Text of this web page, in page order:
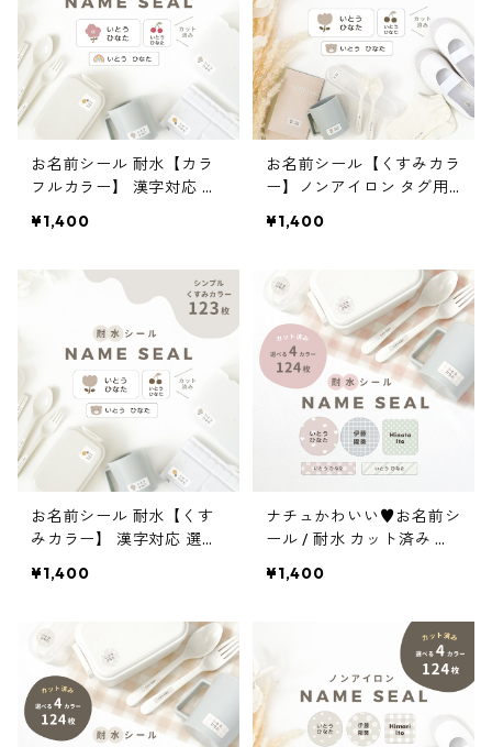
お名前シール 耐水【カラ
フルカラー】 漢字対応 選
A5×2枚 兄弟姉妹OK ベー
¥1,400
お名前シール【くすみカラ
ー】ノンアイロン タグ用
ット済み 兄弟姉妹OK ベー
¥1,400
お名前シール 耐水【くす
みカラー】 漢字対応 選べ
×2枚 兄弟姉妹OK ベージ
¥1,400
ナチュかわいい♥お名前シ
ール / 耐水 カット済み 兄
枚 マステ マスキング
¥1,400